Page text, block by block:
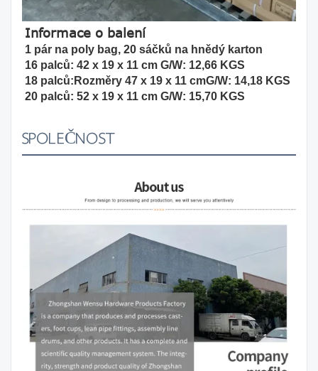
Informace o balení
1 pár na poly bag, 20 sáčků na hnědý karton
16 palců: 42 x 19 x 11 cm G/W: 12,66 KGS
18 palců: Rozměry 47 x 19 x 11 cmG/W: 14,18 KGS
20 palců: 52 x 19 x 11 cm G/W: 15,70 KGS
SPOLEČNOST